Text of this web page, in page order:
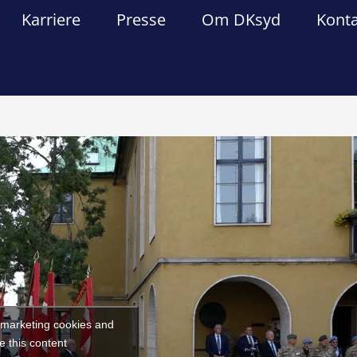
Karriere Presse Om DKsyd
cookies and
this content